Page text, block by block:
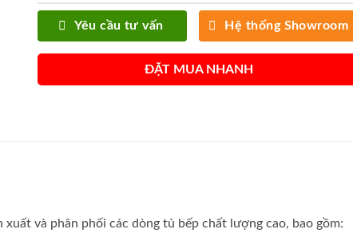
Yêu cầu tư vấn Hệ thống Showroom
ĐẶT MUA NHANH
và phân phối các dòng tủ bếp chất lượng cao, bao gồm: